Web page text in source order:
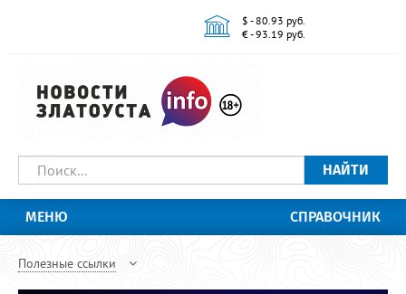
$ - 80.93 руб.
€ - 93.19 руб.
НАЙТИ
МЕНЮ СПРАВОЧНИК
Полезные ссылки